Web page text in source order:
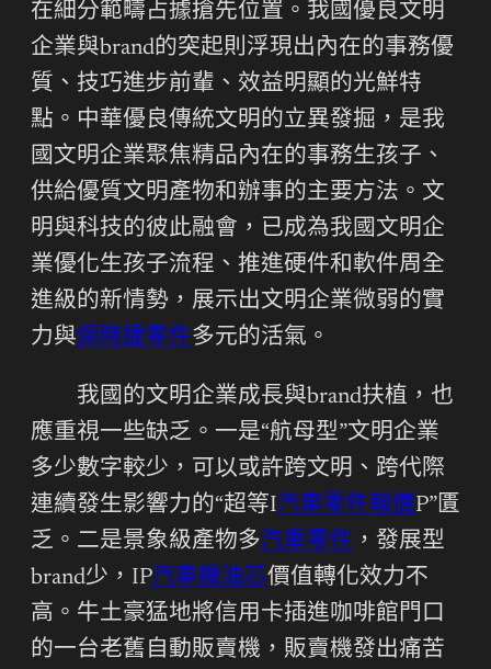
在細分範疇占據搶先位置。我國優良文明
企業與brand的突起則浮現出內在的事務優
質、技巧進步前輩、效益明顯的光鮮特
點。中華優良傳統文明的立異發掘，是我
國文明企業聚焦精品內在的事務生孩子、
供給優質文明產物和辦事的主要方法。文
明與科技的彼此融會，已成為我國文明企
業優化生孩子流程、推進硬件和軟件周全
進級的新情勢，展示出文明企業微弱的實
力與保時捷零件多元的活氣。
我國的文明企業成長與brand扶植，也
應重視一些缺乏。一是“航母型”文明企業
多少數字較少，可以或許跨文明、跨代際
連續發生影響力的“超等I汽車零件報價P”匱
乏。二是景象級產物多汽車零件 ，發展型
brand少，IP汽車機油芯價值轉化效力不
高。牛土豪猛地將信用卡插進咖啡館門口
的一台老舊自動販賣機，販賣機發出痛苦